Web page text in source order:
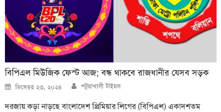
বিপিএল মিউজিক ফেস্ট আজ; বন্ধ থাকবে রাজধানীর যেসব সড়ক
Posted
on
ডিসেম্বর ২৩, ২০২৪ Author
পটুয়াখালী টাইমস
দরজায় কড়া নাড়ছে বাংলাদেশ প্রিমিয়ার লিগের (বিপিএল) একাদশতম